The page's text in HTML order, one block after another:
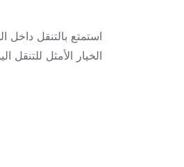
الخيار الأمثل للتنقل